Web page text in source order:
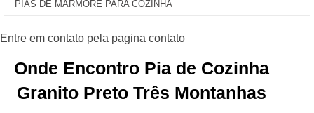
PIAS DE MÁRMORE PARA COZINHA
Onde Encontro Pia de Cozinha
Granito Preto Três Montanhas